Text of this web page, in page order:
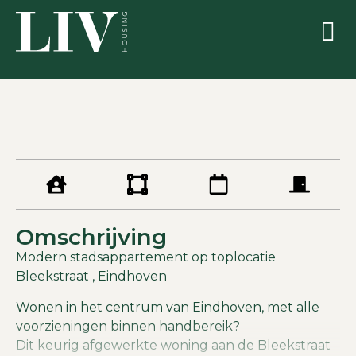
Omschrijving
Modern stadsappartement op toplocatie
Bleekstraat , Eindhoven
Wonen in het centrum van Eindhoven, met alle
voorzieningen binnen handbereik?
Dit keurig afgewerkte woning aan de Bleekstraat